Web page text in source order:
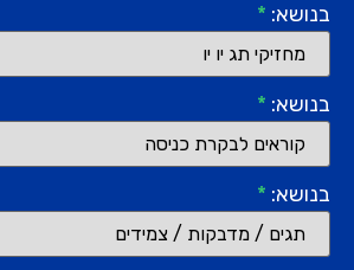
בנושא: *
בנושא: *
בנושא: *